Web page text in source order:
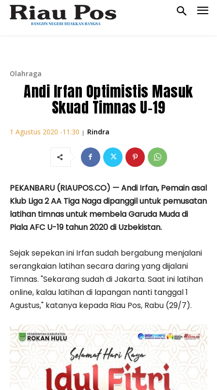
Olahraga
Andi Irfan Optimistis Masuk
Skuad Timnas U-19
1 Agustus 2020 -11:30 | Rindra
PEKANBARU (RIAUPOS.CO) — Andi Irfan, Pemain asal
Klub Liga 2 AA Tiga Naga dipanggil untuk pemusatan
latihan timnas untuk membela Garuda Muda di
Piala AFC U-19 tahun 2020 di Uzbekistan.
Sejak sepekan ini Irfan sudah bergabung menjalani
serangkaian latihan secara daring yang dijalani
Timnas. "Sekarang sudah di Jakarta. Saat ini latihan
online, kalau latihan di lapangan nanti tanggal 1
Agustus," katanya kepada Riau Pos, Rabu (29/7).